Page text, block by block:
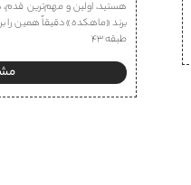
هستید، اولین و مهم‌ترین
برند «ماهكده» دقیقاً همین را
طبقه ۴۳